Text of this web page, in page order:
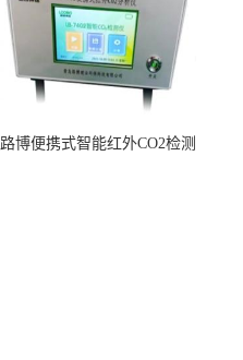
路博便携式智能红外CO2检测